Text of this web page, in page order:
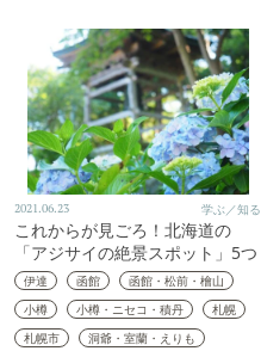
2021.06.23 学ぶ／知る
これからが見ごろ！北海道の
「アジサイの絶景スポット」5つ
伊達 函館
函館・松前・檜山
小樽
小樽・ニセコ・積丹
札幌
札幌市
洞爺・室蘭・えりも